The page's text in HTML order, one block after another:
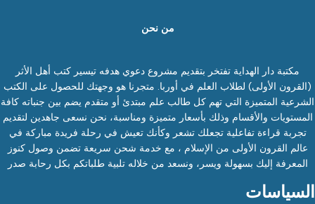
من نحن
مكتبة دار الهداية تفتخر بتقديم مشروع دعوي هدفه تيسير كتب أهل الأثر
(القرون الأولى) لطلاب العلم في أوربا. متجرنا هو وجهتك للحصول على الكتب
الشرعية المتميزة التي تهم كل طالب علم مبتدئ أو متقدم يضم بين جنباته كافة
المستويات والأقسام وذلك بأسعار متميزة ومناسبة، نحن نسعى جاهدين لتقديم
تجربة قراءة تفاعلية تجعلك تشعر وكأنك تعيش في رحلة فريدة مباركة في
عالم القرون الأولى من الإسلام ، مع خدمة شحن سريعة تضمن وصول كنوز
المعرفة إليك بسهولة ويسر، ونسعد من خلاله تلبية طلباتكم بكل رحابة صدر
السياسات